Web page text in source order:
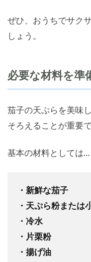
ぜひ、おうちでサク
しょう。
必要な材料を準
茄子の天ぷらを美味
そろえることが重要で
基本の材料としては…
・新鮮な茄子
・天ぷら粉または
・冷水
・片栗粉
・揚げ油